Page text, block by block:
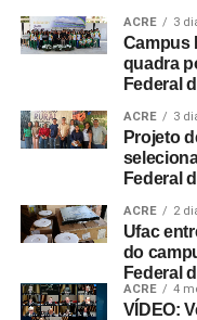
ACRE 3
Campus
quadra
Federal
ACRE 3
Projeto
Federal
ACRE 2
Ufac
do
Federal
ACRE 4
VÍDEO: